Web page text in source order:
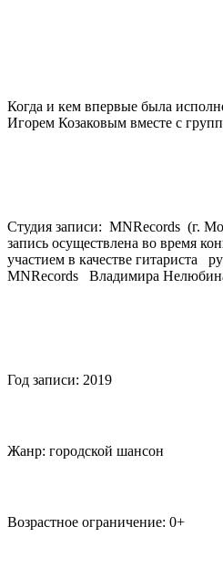
Когда и кем впервые была
Игорем Козаковым вместе с
Студия записи: MNRecords (г.
запись осуществлена во время
участием в качестве гитариста
MNRecords Владимира
Год записи: 2019
Жанр: городской шансон
Возрастное ограничение: 0+